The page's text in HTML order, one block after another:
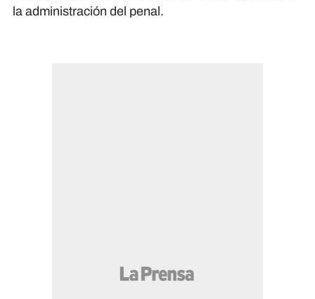
la administración del penal.